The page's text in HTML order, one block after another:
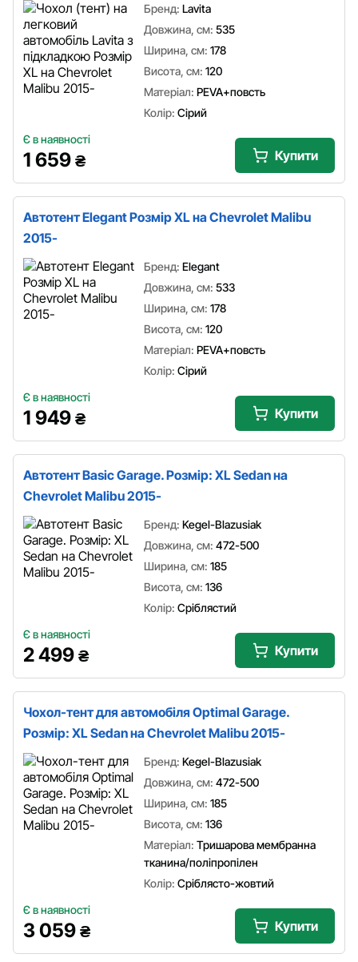
Бренд: Lavita
Довжина, см: 535
Ширина, см: 178
Висота, см: 120
Матеріал: PEVA+повсть
Колір: Сірий
Є в наявності
1 659 ₴ Купити
Автотент Elegant Розмір XL на Chevrolet Malibu
2015-
Бренд: Elegant
Довжина, см: 533
Ширина, см: 178
Висота, см: 120
Матеріал: PEVA+повсть
Колір: Сірий
Є в наявності
1 949 ₴ Купити
Автотент Basic Garage. Розмір: XL Sedan на
Chevrolet Malibu 2015-
Бренд: Kegel-Blazusiak
Довжина, см: 472-500
Ширина, см: 185
Висота, см: 136
Колір: Сріблястий
Є в наявності
2 499 ₴ Купити
Чохол-тент для автомобіля Optimal Garage.
Розмір: XL Sedan на Chevrolet Malibu 2015-
Бренд: Kegel-Blazusiak
Довжина, см: 472-500
Ширина, см: 185
Висота, см: 136
Матеріал: Тришарова мембранна
тканина/поліпропілен
Колір: Сріблясто-жовтий
Є в наявності
3 059 ₴ Купити